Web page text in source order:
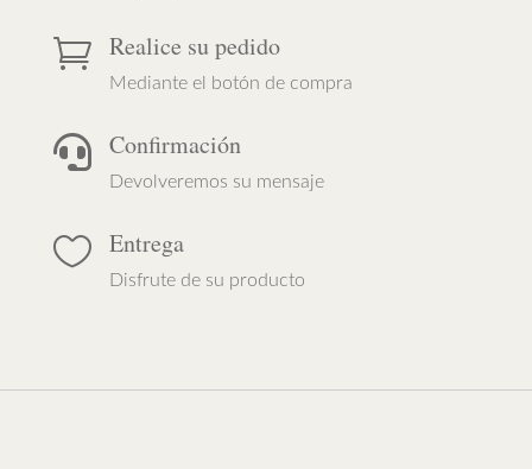
 Realice su pedido
Mediante el botón de compra
 Confirmación
Devolveremos su mensaje
 Entrega
Disfrute de su producto